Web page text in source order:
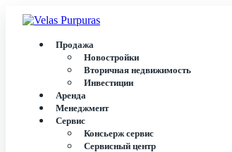
Продажа
Новостройки
Вторичная недвижимость
Инвестиции
Аренда
Менеджмент
Сервис
Консьерж сервис
Сервисный центр